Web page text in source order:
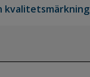
kvalitetsmärkning